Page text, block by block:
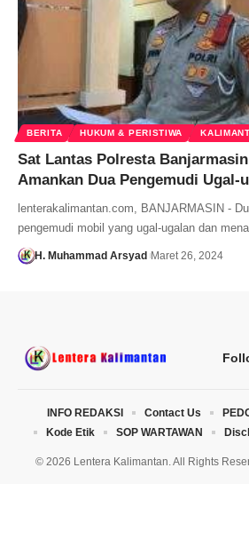
BERITA HUKUM & PERISTIWA
Sat Lantas Polresta
Amankan Dua Pengemudi Ugal-
lenterakalimantan.com, BANJARMASIN -
pengemudi mobil yang ugal-ugalan dan
H. Muhammad Arsyad Maret 26, 2024
© 2026 Lentera Kalimantan. All Rights
INFO REDAKSI Contact Us
Kode Etik
SOP WARTAWAN